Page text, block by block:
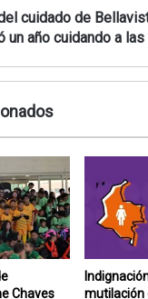
cuidado de
un año cuidando a
Chaves
mutilación